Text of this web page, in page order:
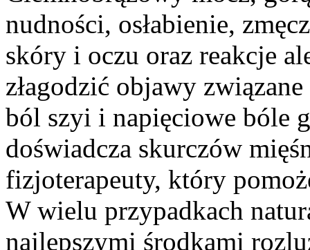
nudności, osłabienie,
skóry i oczu oraz reakcje
złagodzić objawy
ból szyi i napięciowe bóle
doświadcza skurczów
fizjoterapeuty, który
W wielu przypadkach
najlepszymi środkami